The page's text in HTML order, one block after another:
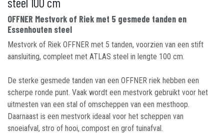
OFFNER Mestvork of Riek met 5 gesmede tanden en
Essenhouten steel
Mestvork of Riek OFFNER met 5 tanden, voorzien van een stift
aansluiting, compleet met ATLAS steel in lengte 100 cm.
De sterke gesmede tanden van een OFFNER riek hebben een
scherpe ronde punt. Vaak wordt een mestvork gebruikt voor het
uitmesten van een stal of omscheppen van een mesthoop.
Daarnaast is een mestvork ideaal voor het scheppen van
snoeiafval, stro of hooi, compost en grof tuinafval.